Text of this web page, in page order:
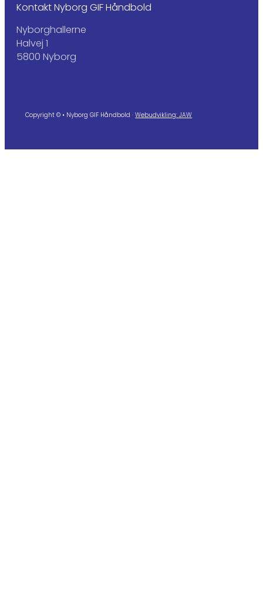
Kontakt Nyborg GIF Håndbold
Nyborghallerne
Halvej 1
5800 Nyborg
Copyright © • Nyborg GIF Håndbold ·Webudvikling: JAW